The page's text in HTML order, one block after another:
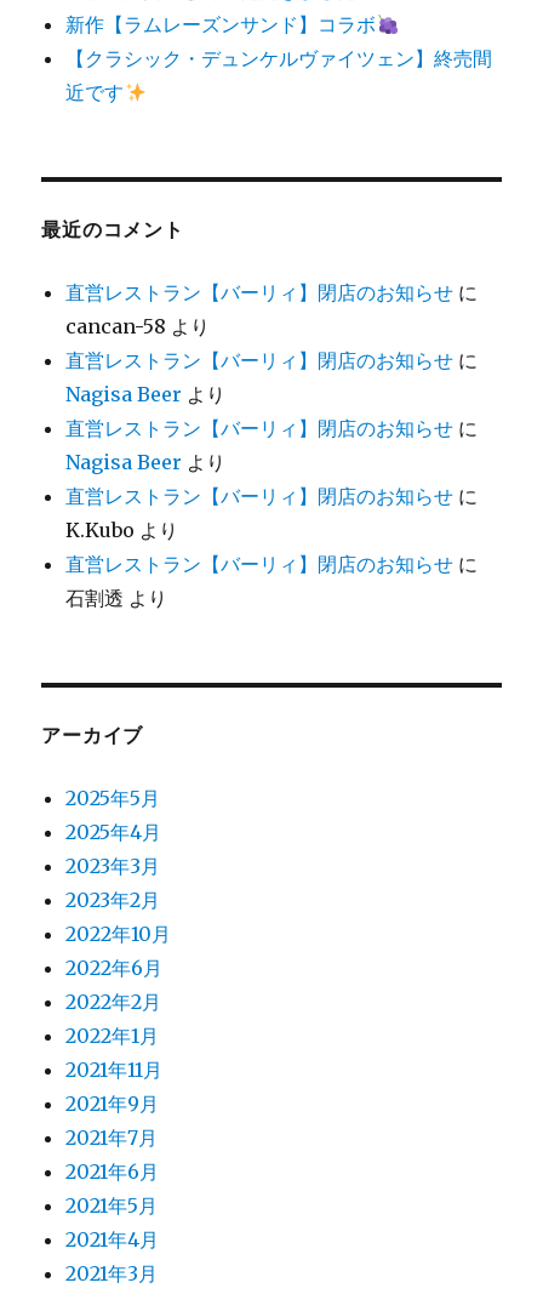
新作【ラムレーズンサンド】コラボ
【クラシック・デュンケルヴァイツェン】終売間
近です
最近のコメント
直営レストラン【バーリィ】閉店のお知らせ に
cancan-58 より
直営レストラン【バーリィ】閉店のお知らせ に
Nagisa Beer より
直営レストラン【バーリィ】閉店のお知らせ に
Nagisa Beer より
直営レストラン【バーリィ】閉店のお知らせ に
K.Kubo より
直営レストラン【バーリィ】閉店のお知らせ に
石割透 より
アーカイブ
2025年5月
2025年4月
2023年3月
2023年2月
2022年10月
2022年6月
2022年2月
2022年1月
2021年11月
2021年9月
2021年7月
2021年6月
2021年5月
2021年4月
2021年3月